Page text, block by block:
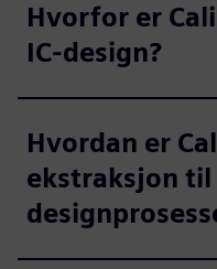
Hvorfor er
IC-design?
Hvordan er
ekstraksjon